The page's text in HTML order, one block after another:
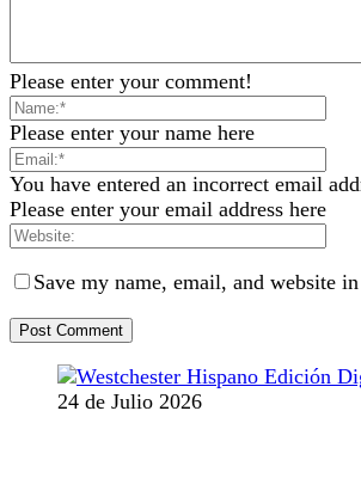
Please enter your comment!
Please enter your name here
You have entered an incorrect email
Please enter your email address here
Save my name, email, and website
24 de Julio 2026